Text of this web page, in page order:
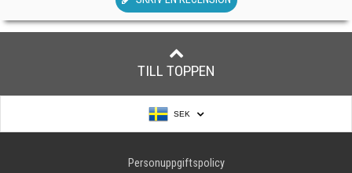
TILL TOPPEN
SEK
Personuppgiftspolicy